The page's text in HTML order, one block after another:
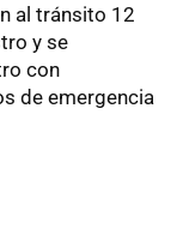
al tránsito 12
y se
con
de emergencia